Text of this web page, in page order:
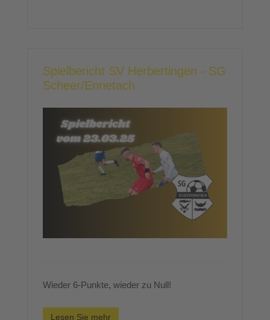
Spielbericht SV Herbertingen - SG
Scheer/Ennetach
Wieder 6-Punkte, wieder zu Null!
Lesen Sie mehr